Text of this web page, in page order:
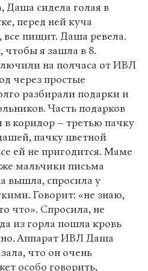
Даша сидела голая в
перед ней куча
все пищит. Даша ревела.
чтобы я зашла в 8.
на полчаса от ИВЛ
через простые
разбирали подарки и
Часть подарков
в коридор – третью пачку
пачку цветной
ей не пригодится. Маме
мальчики письма
вышла, спросила у
Говорит: «не знаю,
что». Спросила, не
из горла пошла кровь
Аппарат ИВЛ Даша
что он очень
особо говорить,